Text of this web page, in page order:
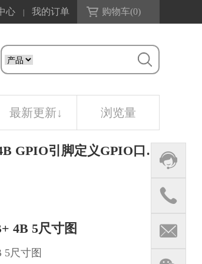
心 我的订单 购物车(0)
最新更新↓ 浏览量
树莓派zero W 3B 4B GPIO引脚定义GPIO口针脚wiringPi BCM PWM口定义
4B 5尺寸图
5尺寸图